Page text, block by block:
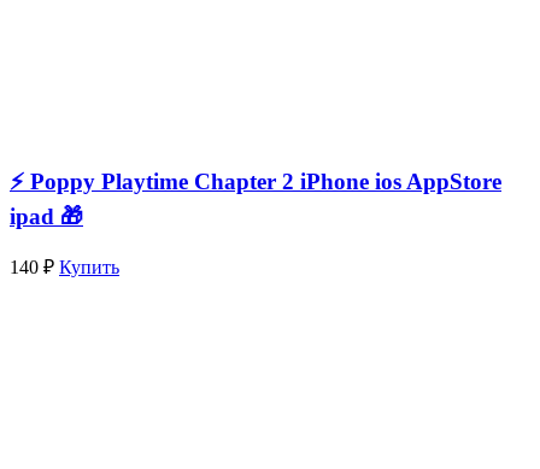
⚡️ Poppy Playtime Chapter 2 iPhone ios AppStore
ipad 🎁
140 ₽ Купить